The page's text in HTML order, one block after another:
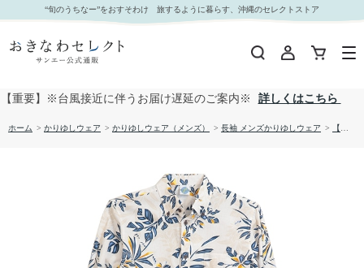
【送料無料】デイゴ柄 長袖 かりゆしウェア P-SAEM1928｜おきなわセレクト サンエー公式通
販
“旬のうちなー”をおすそわけ 旅するように暮らす、沖縄のセレクトストア
【重要】※台風接近に伴うお届け遅延のご案内※ 詳しくはこちら
ホーム > かりゆしウェア > かりゆしウェア（メンズ） > 長袖 メンズかりゆしウェア > 【送料無料】デイゴ柄 長袖 かりゆしウェア P-SAEM1928